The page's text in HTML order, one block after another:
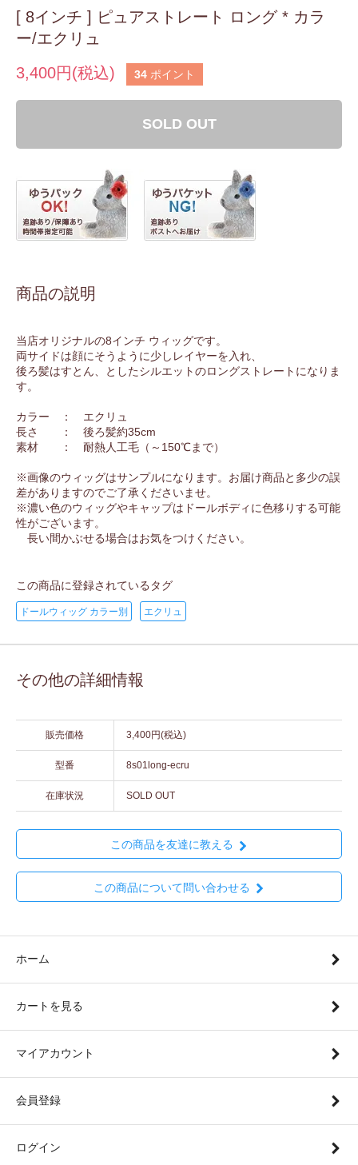
[ 8インチ ] ピュアストレート ロング * カラ
ー/エクリュ
3,400円(税込)
34 ポイント
SOLD OUT
商品の説明
当店オリジナルの8インチ ウィッグです。
両サイドは顔にそうように少しレイヤーを入れ、
後ろ髪はすとん、としたシルエットのロングストレートになりま
す。
カラー ： エクリュ
長さ ： 後ろ髪約35cm
素材 ： 耐熱人工毛（～150℃まで）
※画像のウィッグはサンプルになります。お届け商品と多少の誤
差がありますのでご了承くださいませ。
※濃い色のウィッグやキャップはドールボディに色移りする可能
性がございます。
長い間かぶせる場合はお気をつけください。
この商品に登録されているタグ
ドールウィッグ カラー別 エクリュ
その他の詳細情報
販売価格 3,400円(税込)
型番 8s01long-ecru
在庫状況 SOLD OUT
この商品を友達に教える
この商品について問い合わせる
ホーム
カートを見る
マイアカウント
会員登録
ログイン